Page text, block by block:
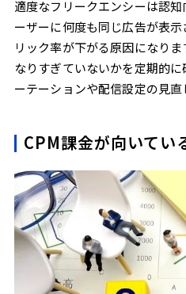
適度なフリークエンシーは認
ーザーに何度も同じ広告が表
リック率が下がる原因になり
なりすぎていないかを定期的
ーテーションや配信設定の見直
CPM課金が向いてい